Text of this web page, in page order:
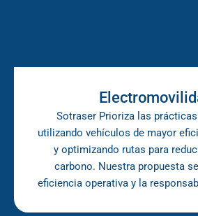
Sotraser Prioriza las
utilizando vehículos de mayor
y optimizando rutas para
carbono. Nuestra propuesta
eficiencia operativa y la